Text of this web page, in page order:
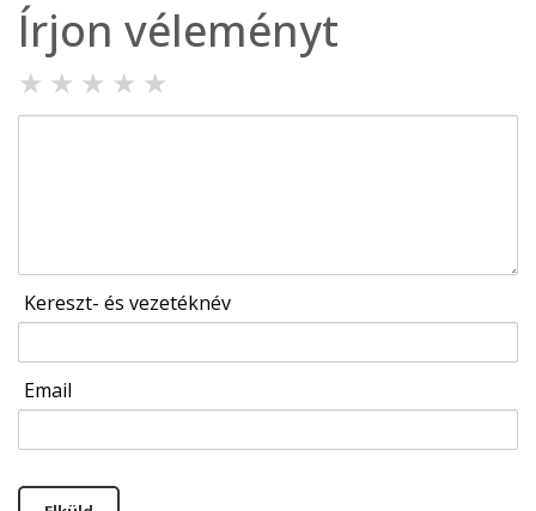
Írjon véleményt
★ ★ ★ ★ ★
Kereszt- és vezetéknév
Email